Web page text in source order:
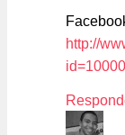
http://